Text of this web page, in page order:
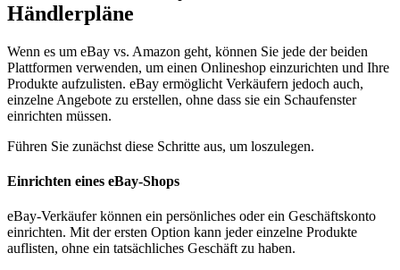
Händlerpläne
Wenn es um eBay vs. Amazon geht, können Sie jede der beiden
Plattformen verwenden, um einen Onlineshop einzurichten und Ihre
Produkte aufzulisten. eBay ermöglicht Verkäufern jedoch auch,
einzelne Angebote zu erstellen, ohne dass sie ein Schaufenster
einrichten müssen.
Führen Sie zunächst diese Schritte aus, um loszulegen.
Einrichten eines eBay-Shops
eBay-Verkäufer können ein persönliches oder ein Geschäftskonto
einrichten. Mit der ersten Option kann jeder einzelne Produkte
auflisten, ohne ein tatsächliches Geschäft zu haben.